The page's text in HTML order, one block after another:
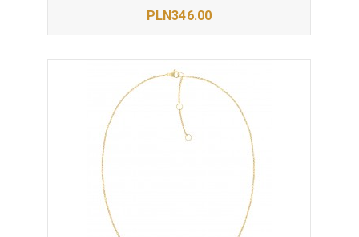
PLN346.00